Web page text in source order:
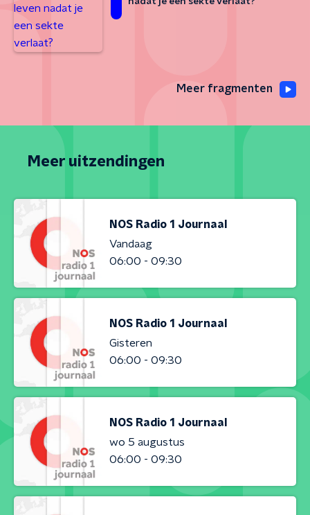
Meer fragmenten
Meer uitzendingen
NOS Radio 1 Journaal
Vandaag
06:00 - 09:30
NOS Radio 1 Journaal
Gisteren
06:00 - 09:30
NOS Radio 1 Journaal
wo 5 augustus
06:00 - 09:30